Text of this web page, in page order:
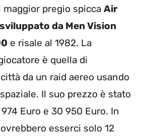
pregio spicca Air
da Men Vision
e risale al 1982. La
è quella di
da un raid aereo usando
Il suo prezzo è stato
Euro e 30 950 Euro. In
esserci solo 12